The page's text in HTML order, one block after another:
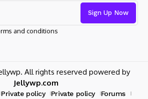
and conditions
All rights reserved powered by
Jellywp.com
Private policy Private policy
Forums